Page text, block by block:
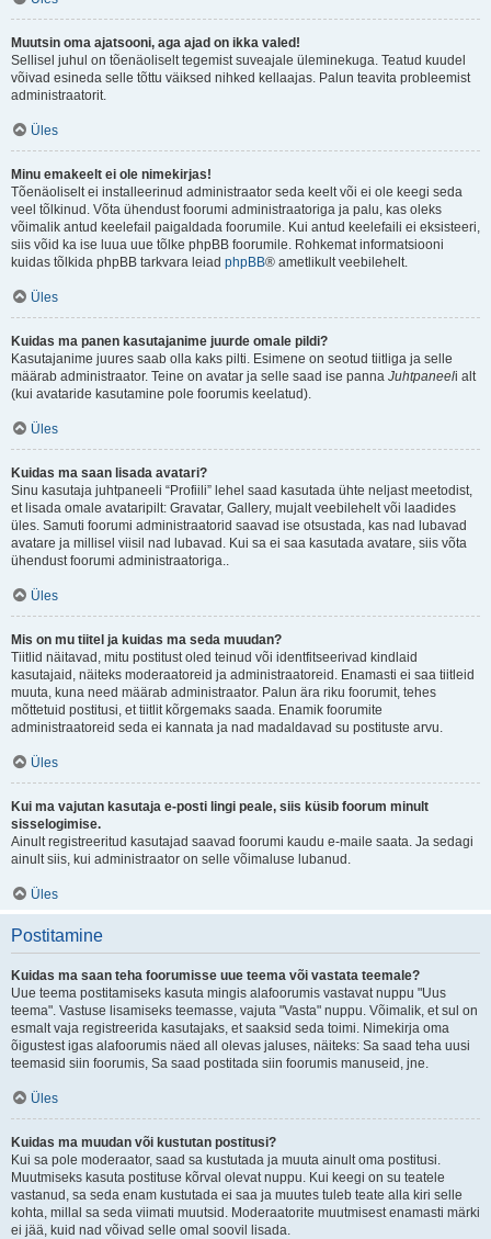
Muutsin oma ajatsooni, aga ajad on ikka valed!
Sellisel juhul on tõenäoliselt tegemist suveajale üleminekuga. Teatud kuudel
võivad esineda selle tõttu väiksed nihked kellaajas. Palun teavita probleemist
administraatorit.
Üles
Minu emakeelt ei ole nimekirjas!
Tõenäoliselt ei installeerinud administraator seda keelt või ei ole keegi seda
veel tõlkinud. Võta ühendust foorumi administraatoriga ja palu, kas oleks
võimalik antud keelefail paigaldada foorumile. Kui antud keelefaili ei eksisteeri,
siis võid ka ise luua uue tõlke phpBB foorumile. Rohkemat informatsiooni
kuidas tõlkida phpBB tarkvara leiad phpBB® ametlikult veebilehelt.
Üles
Kuidas ma panen kasutajanime juurde omale pildi?
Kasutajanime juures saab olla kaks pilti. Esimene on seotud tiitliga ja selle
määrab administraator. Teine on avatar ja selle saad ise panna Juhtpaneeli alt
(kui avataride kasutamine pole foorumis keelatud).
Üles
Kuidas ma saan lisada avatari?
Sinu kasutaja juhtpaneeli “Profiili” lehel saad kasutada ühte neljast meetodist,
et lisada omale avataripilt: Gravatar, Gallery, mujalt veebilehelt või laadides
üles. Samuti foorumi administraatorid saavad ise otsustada, kas nad lubavad
avatare ja millisel viisil nad lubavad. Kui sa ei saa kasutada avatare, siis võta
ühendust foorumi administraatoriga..
Üles
Mis on mu tiitel ja kuidas ma seda muudan?
Tiitlid näitavad, mitu postitust oled teinud või identfitseerivad kindlaid
kasutajaid, näiteks moderaatoreid ja administraatoreid. Enamasti ei saa tiitleid
muuta, kuna need määrab administraator. Palun ära riku foorumit, tehes
mõttetuid postitusi, et tiitlit kõrgemaks saada. Enamik foorumite
administraatoreid seda ei kannata ja nad madaldavad su postituste arvu.
Üles
Kui ma vajutan kasutaja e-posti lingi peale, siis küsib foorum minult
sisselogimise.
Ainult registreeritud kasutajad saavad foorumi kaudu e-maile saata. Ja sedagi
ainult siis, kui administraator on selle võimaluse lubanud.
Üles
Postitamine
Kuidas ma saan teha foorumisse uue teema või vastata teemale?
Uue teema postitamiseks kasuta mingis alafoorumis vastavat nuppu "Uus
teema". Vastuse lisamiseks teemasse, vajuta "Vasta" nuppu. Võimalik, et sul on
esmalt vaja registreerida kasutajaks, et saaksid seda toimi. Nimekirja oma
õigustest igas alafoorumis näed all olevas jaluses, näiteks: Sa saad teha uusi
teemasid siin foorumis, Sa saad postitada siin foorumis manuseid, jne.
Üles
Kuidas ma muudan või kustutan postitusi?
Kui sa pole moderaator, saad sa kustutada ja muuta ainult oma postitusi.
Muutmiseks kasuta postituse kõrval olevat nuppu. Kui keegi on su teatele
vastanud, sa seda enam kustutada ei saa ja muutes tuleb teate alla kiri selle
kohta, millal sa seda viimati muutsid. Moderaatorite muutmisest enamasti märki
ei jää, kuid nad võivad selle omal soovil lisada.